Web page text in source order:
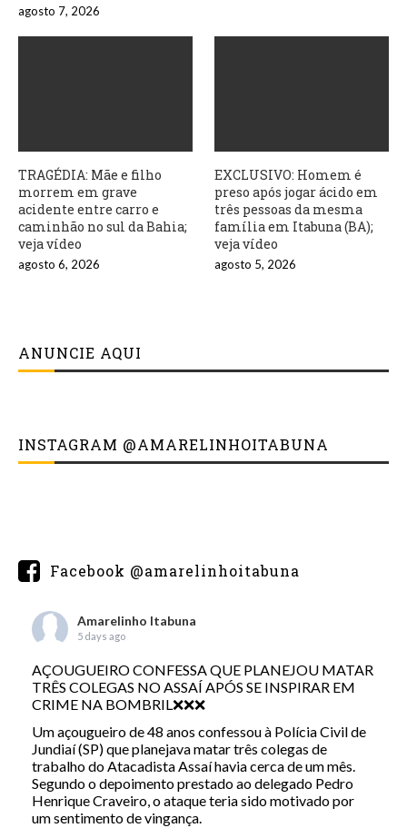
agosto 7, 2026
TRAGÉDIA: Mãe e filho
morrem em grave
acidente entre carro e
caminhão no sul da Bahia;
veja vídeo
agosto 6, 2026
EXCLUSIVO: Homem é
preso após jogar ácido em
três pessoas da mesma
família em Itabuna (BA);
veja vídeo
agosto 5, 2026
ANUNCIE AQUI
INSTAGRAM @AMARELINHOITABUNA
Facebook @amarelinhoitabuna
Amarelinho Itabuna
5 days ago
AÇOUGUEIRO CONFESSA QUE PLANEJOU MATAR
TRÊS COLEGAS NO ASSAÍ APÓS SE INSPIRAR EM
CRIME NA BOMBRIL❌❌❌
Um açougueiro de 48 anos confessou à Polícia Civil de
Jundiaí (SP) que planejava matar três colegas de
trabalho do Atacadista Assaí havia cerca de um mês.
Segundo o depoimento prestado ao delegado Pedro
Henrique Craveiro, o ataque teria sido motivado por
um sentimento de vingança.